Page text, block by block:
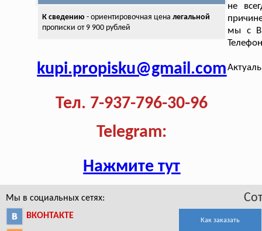
К сведению - ориентировочная цена легальной
прописки от 9 900 рублей
kupi.propisku@gmail.com
Тел. 7-937-796-30-96
Telegram:
Нажмите тут
не
мы с
Мы в социальных сетях:
ВКОНТАКТЕ
Как заказать